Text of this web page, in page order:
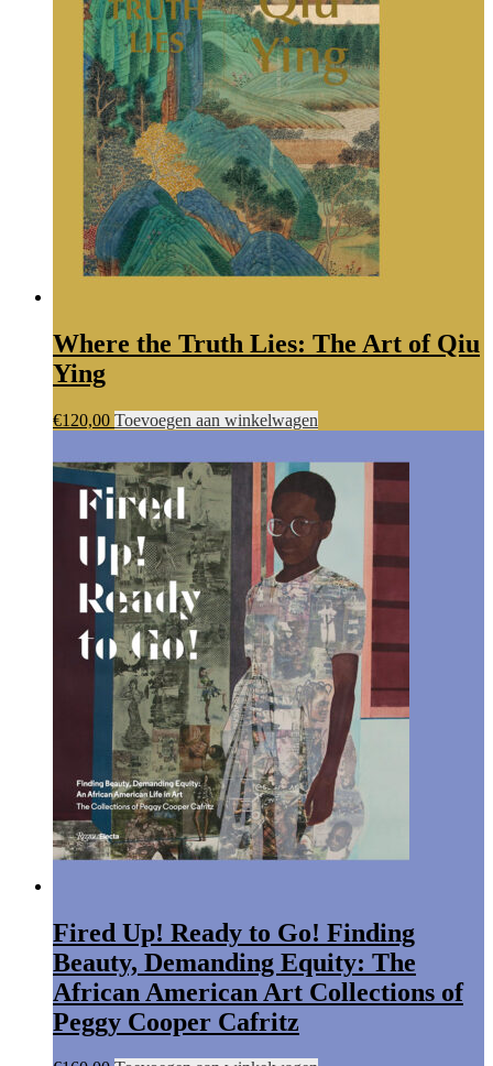
Where the Truth Lies: The Art of Qiu
Ying
€120,00 Toevoegen aan winkelwagen
Fired Up! Ready to Go! Finding
Beauty, Demanding Equity: The
African American Art Collections of
Peggy Cooper Cafritz